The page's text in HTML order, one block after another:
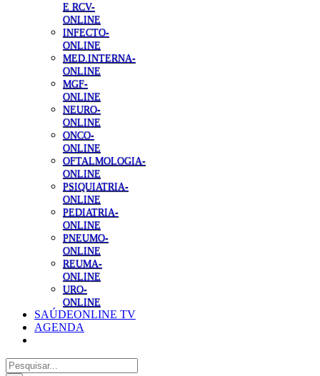
E RCV-
ONLINE
INFECTO-
ONLINE
MED.INTERNA-
ONLINE
MGF-
ONLINE
NEURO-
ONLINE
ONCO-
ONLINE
OFTALMOLOGIA-
ONLINE
PSIQUIATRIA-
ONLINE
PEDIATRIA-
ONLINE
PNEUMO-
ONLINE
REUMA-
ONLINE
URO-
ONLINE
SAÚDEONLINE TV
AGENDA
Pesquisar